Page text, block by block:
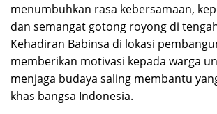
menumbuhkan rasa kebersamaan,
dan semangat gotong royong di
Kehadiran Babinsa di lokasi
memberikan motivasi kepada warga
menjaga budaya saling membantu
khas bangsa Indonesia.